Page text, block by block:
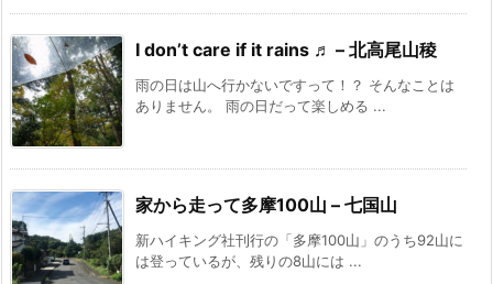
I don’t care if it rains ♬ – 北高尾山稜
雨の日は山へ行かないですって！？ そんなことは
ありません。 雨の日だって楽しめる ...
家から走って多摩100山 – 七国山
新ハイキング社刊行の「多摩100山」のうち92山に
は登っているが、残りの8山には ...